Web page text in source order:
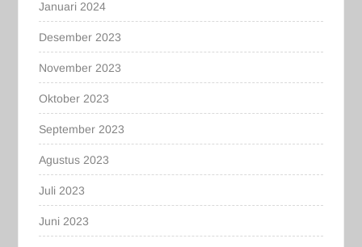
Januari 2024
Desember 2023
November 2023
Oktober 2023
September 2023
Agustus 2023
Juli 2023
Juni 2023